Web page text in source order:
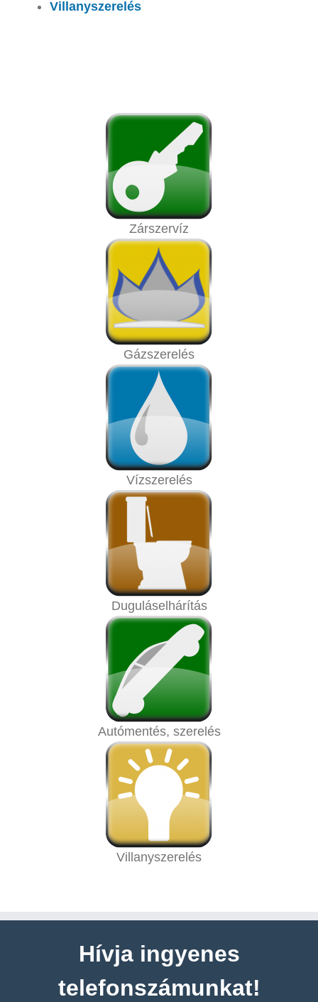
Villanyszerelés
Zárszervíz
Gázszerelés
Vízszerelés
Duguláselhárítás
Autómentés, szerelés
Villanyszerelés
Hívja ingyenes
telefonszámunkat!